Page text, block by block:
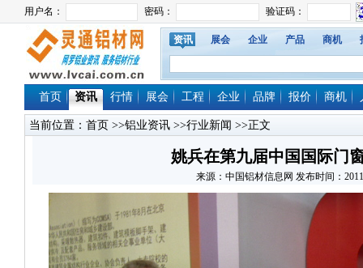
资讯 展会 企业 产品 商机
首页 资讯 行情 展会 工程 企业 品牌 报价 商机
当前位置： 首页 >>铝业资讯 >>行业新闻 >>正文
姚兵在第九届中国国际门
来源：中国铝材信息网 发布时间：